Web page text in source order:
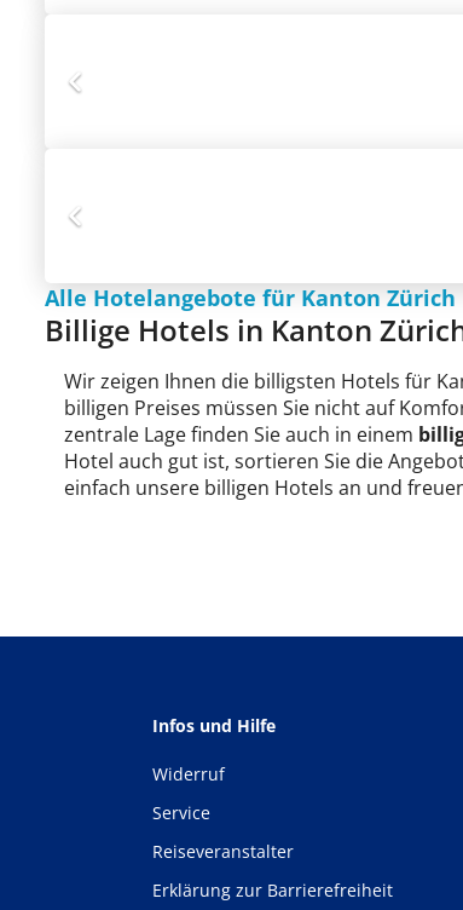
Alle Hotelangebote für Kanton Zürich
Billige Hotels in Kanton
Wir zeigen Ihnen die billigsten Hotels für
billigen Preises müssen Sie nicht auf
zentrale Lage finden Sie auch in einem
Hotel auch gut ist, sortieren Sie die
einfach unsere billigen Hotels an und
Infos und Hilfe
Widerruf
Service
Reiseveranstalter
Erklärung zur Barrierefreiheit